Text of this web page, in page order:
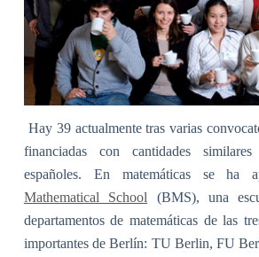
Hay 39 actualmente tras varias
financiadas con cantidades
españoles. En matemáticas se ha
Mathematical School (BMS), una
departamentos de matemáticas de las
importantes de Berlín: TU Berlin, FU